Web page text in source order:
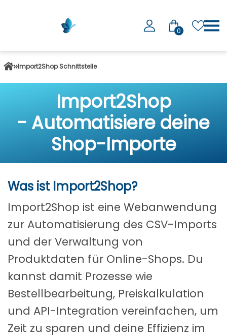
0
Import2Shop Schnittstelle
Import2Shop
- Automatisiere deine
Shop-Importe
Was ist Import2Shop?
Import2Shop ist eine Webanwendung
zur Automatisierung des CSV-Imports
und der Verwaltung von
Produktdaten für Online-Shops. Du
kannst damit Prozesse wie
Bestellbearbeitung, Preiskalkulation
und API-Integration vereinfachen, um
Zeit zu sparen und deine Effizienz im